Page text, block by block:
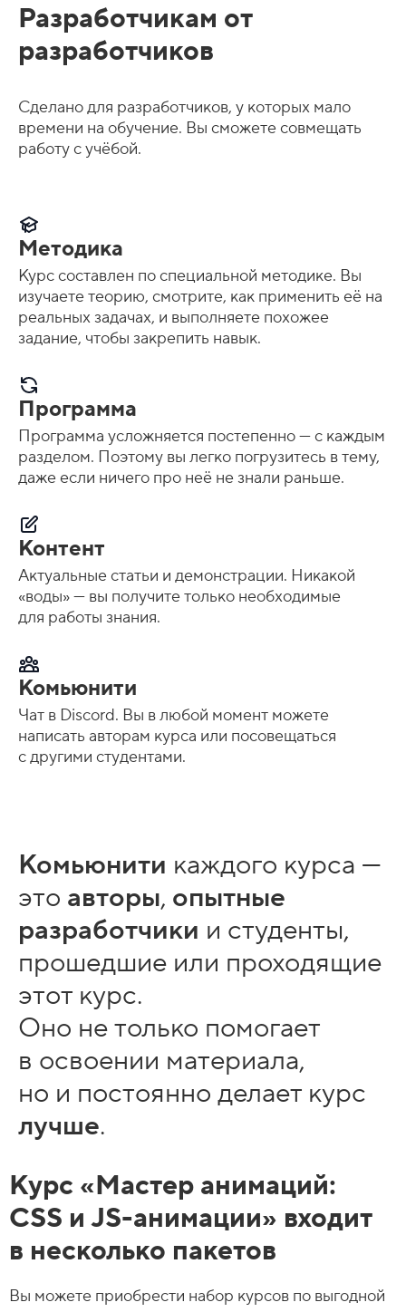
Разработчикам от
разработчиков
Сделано для разработчиков, у которых мало
времени на обучение. Вы сможете совмещать
работу с учёбой.
Методика
Курс составлен по специальной методике. Вы
изучаете теорию, смотрите, как применить её на
реальных задачах, и выполняете похожее
задание, чтобы закрепить навык.
Программа
Программа усложняется постепенно — с каждым
разделом. Поэтому вы легко погрузитесь в тему,
даже если ничего про неё не знали раньше.
Контент
Актуальные статьи и демонстрации. Никакой
«воды» — вы получите только необходимые
для работы знания.
Комьюнити
Чат в Discord. Вы в любой момент можете
написать авторам курса или посовещаться
с другими студентами.
Комьюнити каждого курса —
это авторы, опытные
разработчики и студенты,
прошедшие или проходящие
этот курс.
Оно не только помогает
в освоении материала,
но и постоянно делает курс
лучше.
Курс «Мастер анимаций:
CSS и JS-анимации» входит
в несколько пакетов
Вы можете приобрести набор курсов по выгодной